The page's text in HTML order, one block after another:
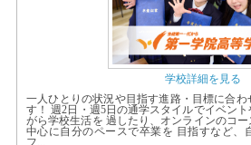
学校詳細を見る
一人ひとりの状況や目指す進路・目標に合わ
す！ 週2日・週5日の通学スタイルでイベン
がら学校生活を 過したり、オンラインのコ
中心に自分のペースで卒業を 目指すなど、
フ...